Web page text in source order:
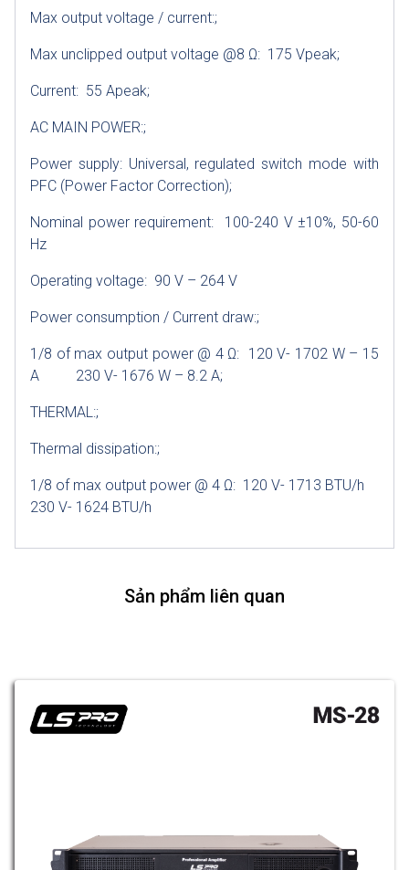
Max output voltage / current:;
Max unclipped output voltage @8 Ω: 175 Vpeak;
Current: 55 Apeak;
AC MAIN POWER:;
Power supply: Universal, regulated switch mode with
PFC (Power Factor Correction);
Nominal power requirement: 100-240 V ±10%, 50-60
Hz
Operating voltage: 90 V – 264 V
Power consumption / Current draw:;
1/8 of max output power @ 4 Ω: 120 V- 1702 W – 15
A 230 V- 1676 W – 8.2 A;
THERMAL:;
Thermal dissipation:;
1/8 of max output power @ 4 Ω: 120 V- 1713 BTU/h
230 V- 1624 BTU/h
Sản phẩm liên quan